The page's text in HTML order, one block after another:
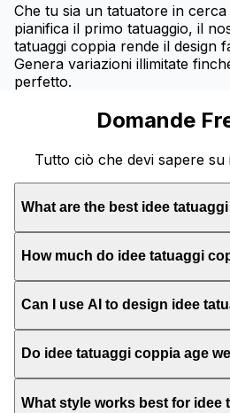
Che tu sia un tatuatore in
pianifica il primo tatuaggio, il
tatuaggi coppia rende il design
Genera variazioni illimitate
perfetto.
Domande
Tutto ciò che devi sapere su
What are the best idee
How much do idee tatuaggi
Can I use AI to design idee
Do idee tatuaggi coppia age
What style works best for idee